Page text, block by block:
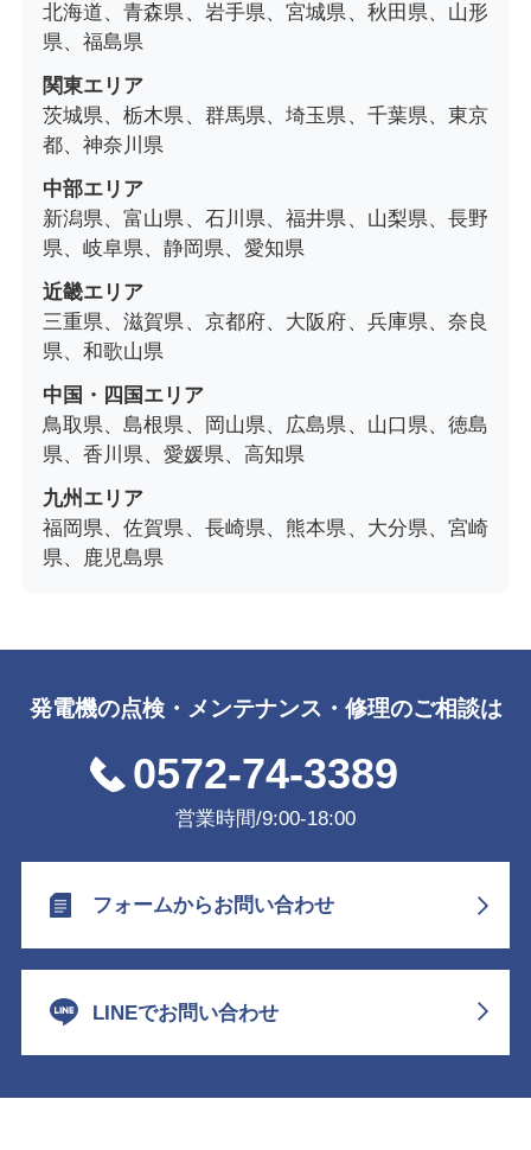
北海道、青森県、岩手県、宮城県、秋田県、山形
県、福島県
関東エリア
茨城県、栃木県、群馬県、埼玉県、千葉県、東京
都、神奈川県
中部エリア
新潟県、富山県、石川県、福井県、山梨県、長野
県、岐阜県、静岡県、愛知県
近畿エリア
三重県、滋賀県、京都府、大阪府、兵庫県、奈良
県、和歌山県
中国・四国エリア
鳥取県、島根県、岡山県、広島県、山口県、徳島
県、香川県、愛媛県、高知県
九州エリア
福岡県、佐賀県、長崎県、熊本県、大分県、宮崎
県、鹿児島県
発電機の点検・メンテナンス・修理のご相談は
0572-74-3389
営業時間/9:00-18:00
フォームからお問い合わせ
LINEでお問い合わせ